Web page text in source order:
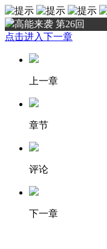
高能来袭 第26回
点击进入下一章
上一章
章节
评论
下一章